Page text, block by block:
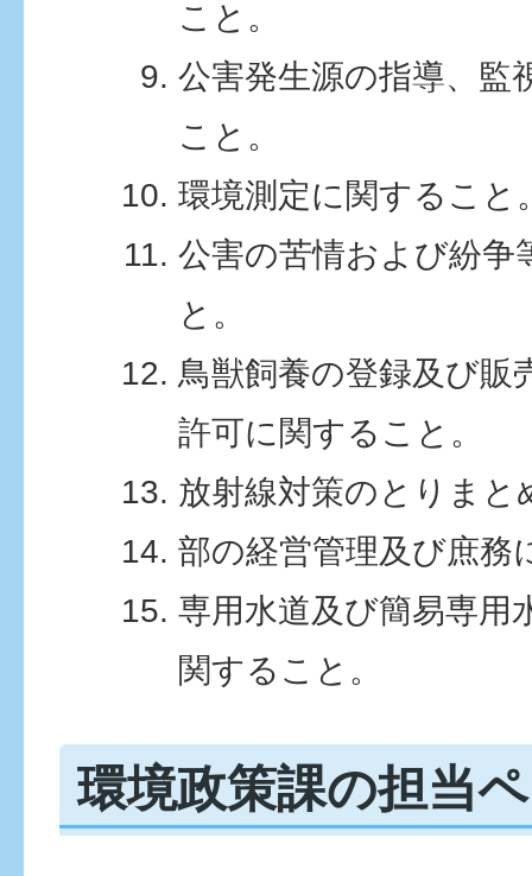
こと。
公害発生源の指導、監
こと。
環境測定に関すること
公害の苦情および紛争
と。
鳥獣飼養の登録及び販
許可に関すること。
放射線対策のとりまと
部の経営管理及び庶務
専用水道及び簡易専用
関すること。
環境政策課の担当